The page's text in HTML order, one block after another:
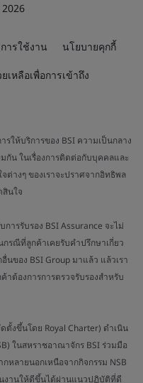
ารใช้งาน นโยบายคุกกี้
เหลือเพื่อการเข้าถึง
ให้บริการของ BSI ความเป็นกลาง
กัน ในเรื่องการติดต่อกับบุคคลและ
างๆ ของเราจะปราศจากอิทธิพล
นใจ
ารรับรอง BSI Assurance จะไม่
กรณีที่ลูกค้าเคยรับคำปรึกษาเกี่ยว
นของ BSI Group มาแล้ว แล้วเรา
าต้องการการตรวจรับรองสำหรับ
ตั้งขึ้นโดย Royal Charter) ดำเนิน
ในสหราชอาณาจักร BSI ร่วมมือ
หลายนอกเหนือจากกิจกรรม NSB
งานให้ดีขึ้นได้ผ่านแนวปฏิบัติที่ดี